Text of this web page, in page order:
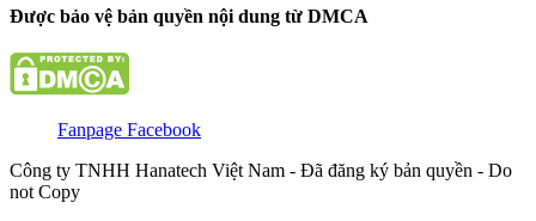
Được bảo vệ bản quyền nội dung từ DMCA
Fanpage Facebook
Công ty TNHH Hanatech Việt Nam - Đã đăng ký bản quyền - Do
not Copy